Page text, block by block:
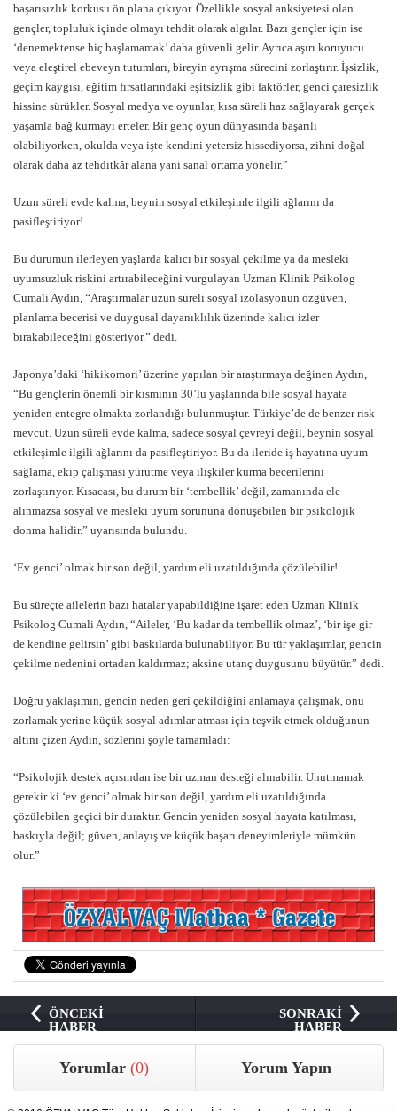
başarısızlık korkusu ön plana çıkıyor. Özellikle sosyal anksiyetesi olan
gençler, topluluk içinde olmayı tehdit olarak algılar. Bazı gençler için ise
‘denemektense hiç başlamamak’ daha güvenli gelir. Ayrıca aşırı koruyucu
veya eleştirel ebeveyn tutumları, bireyin ayrışma sürecini zorlaştırır. İşsizlik,
geçim kaygısı, eğitim fırsatlarındaki eşitsizlik gibi faktörler, genci çaresizlik
hissine sürükler. Sosyal medya ve oyunlar, kısa süreli haz sağlayarak gerçek
yaşamla bağ kurmayı erteler. Bir genç oyun dünyasında başarılı
olabiliyorken, okulda veya işte kendini yetersiz hissediyorsa, zihni doğal
olarak daha az tehditkâr alana yani sanal ortama yönelir.”
Uzun süreli evde kalma, beynin sosyal etkileşimle ilgili ağlarını da
pasifleştiriyor!
Bu durumun ilerleyen yaşlarda kalıcı bir sosyal çekilme ya da mesleki
uyumsuzluk riskini artırabileceğini vurgulayan Uzman Klinik Psikolog
Cumali Aydın, “Araştırmalar uzun süreli sosyal izolasyonun özgüven,
planlama becerisi ve duygusal dayanıklılık üzerinde kalıcı izler
bırakabileceğini gösteriyor.” dedi.
Japonya’daki ‘hikikomori’ üzerine yapılan bir araştırmaya değinen Aydın,
“Bu gençlerin önemli bir kısmının 30’lu yaşlarında bile sosyal hayata
yeniden entegre olmakta zorlandığı bulunmuştur. Türkiye’de de benzer risk
mevcut. Uzun süreli evde kalma, sadece sosyal çevreyi değil, beynin sosyal
etkileşimle ilgili ağlarını da pasifleştiriyor. Bu da ileride iş hayatına uyum
sağlama, ekip çalışması yürütme veya ilişkiler kurma becerilerini
zorlaştırıyor. Kısacası, bu durum bir ‘tembellik’ değil, zamanında ele
alınmazsa sosyal ve mesleki uyum sorununa dönüşebilen bir psikolojik
donma halidir.” uyarısında bulundu.
‘Ev genci’ olmak bir son değil, yardım eli uzatıldığında çözülebilir!
Bu süreçte ailelerin bazı hatalar yapabildiğine işaret eden Uzman Klinik
Psikolog Cumali Aydın, “Aileler, ‘Bu kadar da tembellik olmaz’, ‘bir işe gir
de kendine gelirsin’ gibi baskılarda bulunabiliyor. Bu tür yaklaşımlar, gencin
çekilme nedenini ortadan kaldırmaz; aksine utanç duygusunu büyütür.” dedi.
Doğru yaklaşımın, gencin neden geri çekildiğini anlamaya çalışmak, onu
zorlamak yerine küçük sosyal adımlar atması için teşvik etmek olduğunun
altını çizen Aydın, sözlerini şöyle tamamladı:
“Psikolojik destek açısından ise bir uzman desteği alınabilir. Unutmamak
gerekir ki ‘ev genci’ olmak bir son değil, yardım eli uzatıldığında
çözülebilen geçici bir duraktır. Gencin yeniden sosyal hayata katılması,
baskıyla değil; güven, anlayış ve küçük başarı deneyimleriyle mümkün
olur.”
ÖNCEKİ
HABER
SONRAKİ
HABER
Yorumlar(0) Yorum Yapın